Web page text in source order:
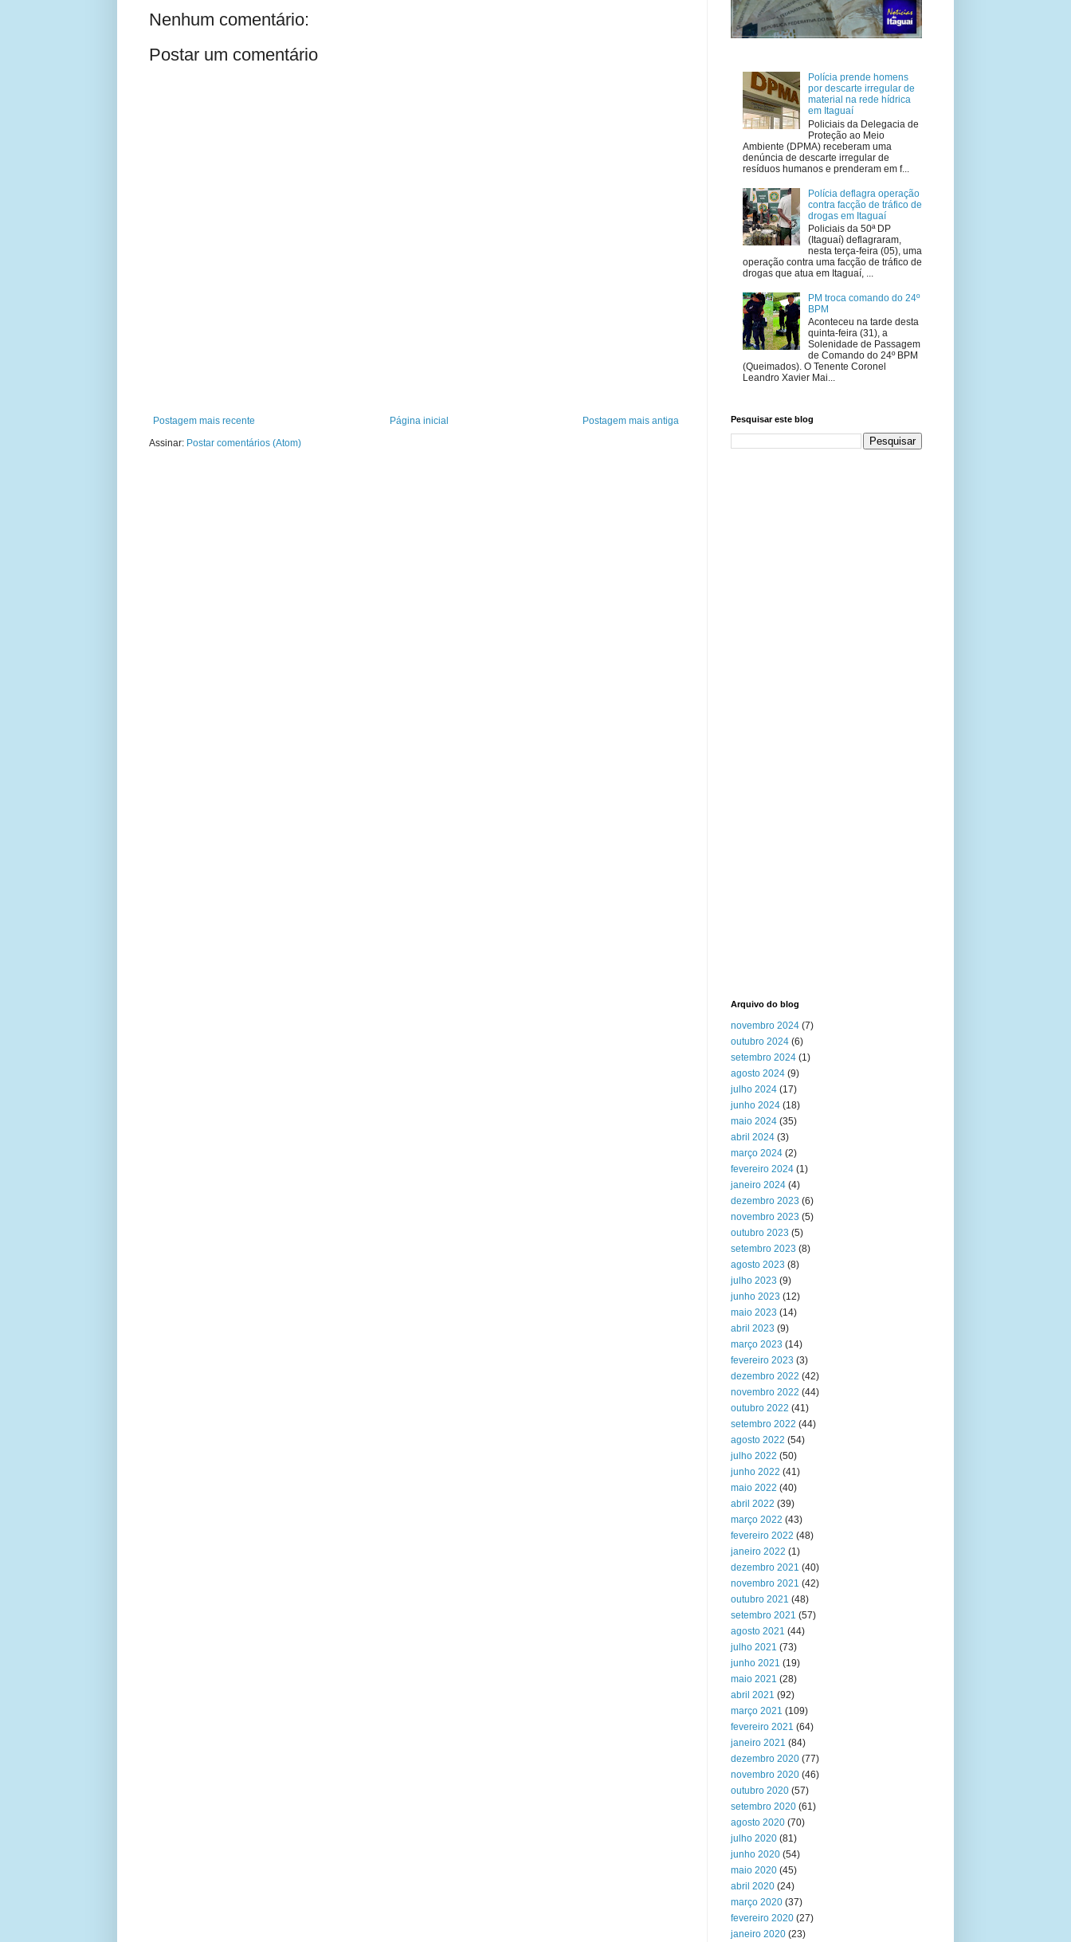
Nenhum comentário:
Postar um comentário
Postagem mais recente Postagem mais antiga
Página inicial
Assinar: Postar comentários (Atom)
Polícia prende homens
por descarte irregular de
material na rede hídrica
em Itaguaí
Policiais da Delegacia de
Proteção ao Meio
Ambiente (DPMA) receberam uma
denúncia de descarte irregular de
resíduos humanos e prenderam em f...
Polícia deflagra operação
contra facção de tráfico de
drogas em Itaguaí
Policiais da 50ª DP
(Itaguaí) deflagraram,
nesta terça-feira (05), uma
operação contra uma facção de tráfico de
drogas que atua em Itaguaí, ...
PM troca comando do 24º
BPM
Aconteceu na tarde desta
quinta-feira (31), a
Solenidade de Passagem
de Comando do 24º BPM
(Queimados). O Tenente Coronel
Leandro Xavier Mai...
Pesquisar este blog
Arquivo do blog
novembro 2024 (7)
outubro 2024 (6)
setembro 2024 (1)
agosto 2024 (9)
julho 2024 (17)
junho 2024 (18)
maio 2024 (35)
abril 2024 (3)
março 2024 (2)
fevereiro 2024 (1)
janeiro 2024 (4)
dezembro 2023 (6)
novembro 2023 (5)
outubro 2023 (5)
setembro 2023 (8)
agosto 2023 (8)
julho 2023 (9)
junho 2023 (12)
maio 2023 (14)
abril 2023 (9)
março 2023 (14)
fevereiro 2023 (3)
dezembro 2022 (42)
novembro 2022 (44)
outubro 2022 (41)
setembro 2022 (44)
agosto 2022 (54)
julho 2022 (50)
junho 2022 (41)
maio 2022 (40)
abril 2022 (39)
março 2022 (43)
fevereiro 2022 (48)
janeiro 2022 (1)
dezembro 2021 (40)
novembro 2021 (42)
outubro 2021 (48)
setembro 2021 (57)
agosto 2021 (44)
julho 2021 (73)
junho 2021 (19)
maio 2021 (28)
abril 2021 (92)
março 2021 (109)
fevereiro 2021 (64)
janeiro 2021 (84)
dezembro 2020 (77)
novembro 2020 (46)
outubro 2020 (57)
setembro 2020 (61)
agosto 2020 (70)
julho 2020 (81)
junho 2020 (54)
maio 2020 (45)
abril 2020 (24)
março 2020 (37)
fevereiro 2020 (27)
janeiro 2020 (23)